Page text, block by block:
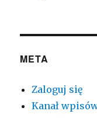
META
Zaloguj się
Kanał